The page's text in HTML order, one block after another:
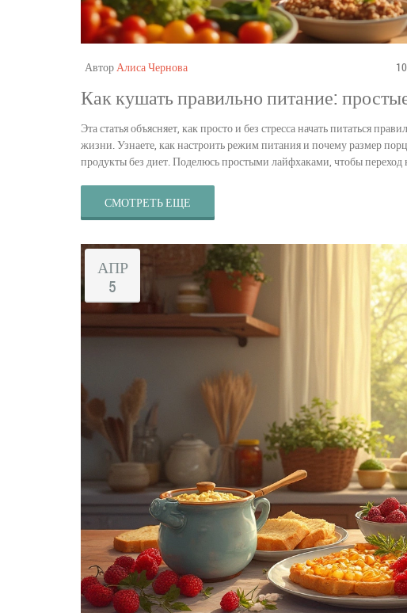
АвторАлиса Чернова
Как кушать правильно питание:
Эта статья объясняет, как просто и без стресса начать питаться
жизни. Узнаете, как настроить режим питания и почему размер
продукты без диет. Поделюсь простыми лайфхаками, чтобы
СМОТРЕТЬ ЕЩЕ
АПР
5